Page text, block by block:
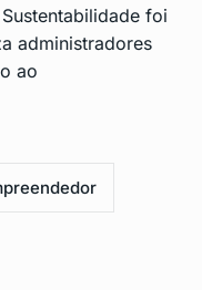
foi
administradores
ao